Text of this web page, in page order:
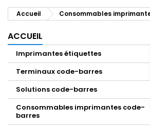
Accueil Consommables
ACCUEIL
Imprimantes étiquettes
Terminaux code-barres
Solutions code-barres
Consommables imprimantes code-
barres